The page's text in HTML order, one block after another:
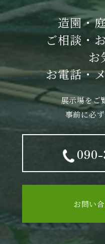
造園・
ご相談・
お
お電話・
展示場をご
事前に必
お問い